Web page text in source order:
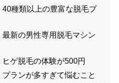
種類以上の豊富な脱毛プ
新の男性専用脱毛マシン
ゲ脱毛の体験が500円
ランが多すぎて悩むこと